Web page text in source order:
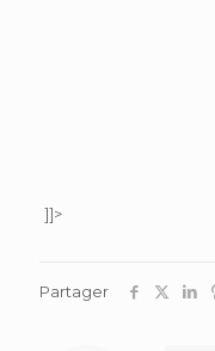
]]>
Partager